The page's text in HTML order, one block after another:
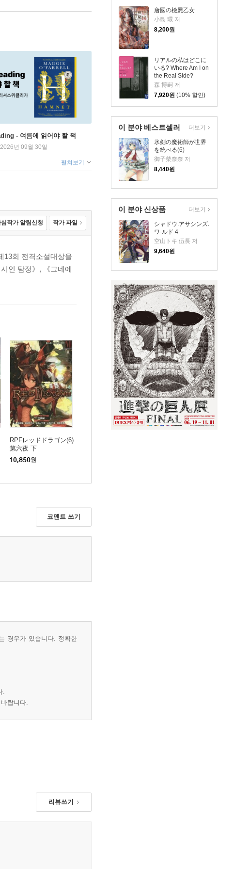
唐國の檢屍乙女
小島 環 저
8,200원
リアルの私はどこに
いる? Where Am I on
the Real Side?
森 博嗣 저
7,920원 (10% 할인)
이 분야 베스트셀러
氷劍の魔術師が世界
を統べる(6)
御子柴奈奈 저
8,440원
더보기
이 분야 신상품
シャドウ.アサシンズ.
ワ-ルド 4
空山トキ 伍長 저
9,640원
더보기
- 여름에 읽어야 할 책
년 09월 30일
펼쳐보기
작가 알림신청 작가 파일
13회 전격소설대상을
인 탐정》, 《그네에
RPFレッドドラゴン(6)
第六夜 下
10,850원
코멘트 쓰기
경우가 있습니다. 정확한
.
랍니다.
리뷰쓰기